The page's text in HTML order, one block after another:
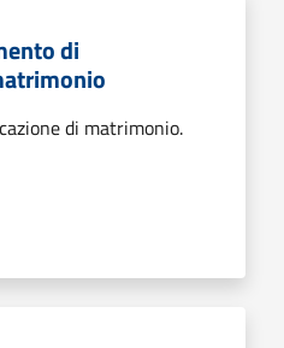
di
di matrimonio.